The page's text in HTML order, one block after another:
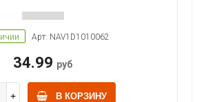
Арт: NAV1D1010062
34.99 руб
В КОРЗИНУ